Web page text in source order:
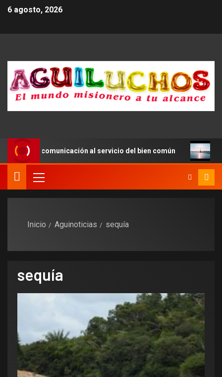
6 agosto, 2026
una comunicación al servicio del bien común Se
Inicio Aguinoticias sequía
sequía